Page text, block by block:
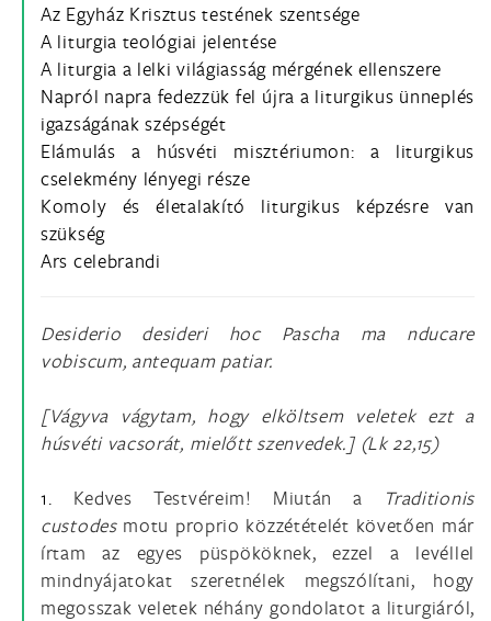
Az Egyház Krisztus testének szentsége
A liturgia teológiai jelentése
A liturgia a lelki világiasság mérgének ellenszere
Napról napra fedezzük fel újra a liturgikus ünneplés
igazságának szépségét
Elámulás a húsvéti misztériumon: a liturgikus
cselekmény lényegi része
Komoly és életalakító liturgikus képzésre van
szükség
Ars celebrandi
Desiderio desideri hoc Pascha ma nducare
vobiscum, antequam patiar.
[Vágyva vágytam, hogy elköltsem veletek ezt a
húsvéti vacsorát, mielőtt szenvedek.] (Lk 22,15)
1. Kedves Testvéreim! Miután a
Traditionis
custodes motu proprio közzétételét követően már
írtam az egyes püspököknek, ezzel a levéllel
mindnyájatokat szeretnélek megszólítani, hogy
megosszak veletek néhány gondolatot a liturgiáról,